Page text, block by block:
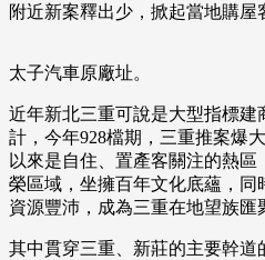
附近新案釋出少，掀起當地購屋
太子汽車原廠址。
近年新北三重可說是大型指標
計，今年928檔期，三重推案爆
以來是自住、置產客關注的熱
榮區域，坐擁百年文化底蘊，
資源豐沛，成為三重在地望族匯
其中貫穿三重、新莊的主要幹道